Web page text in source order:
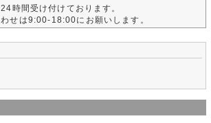
時間受け付けております。
わせは9:00-18:00にお願いします。